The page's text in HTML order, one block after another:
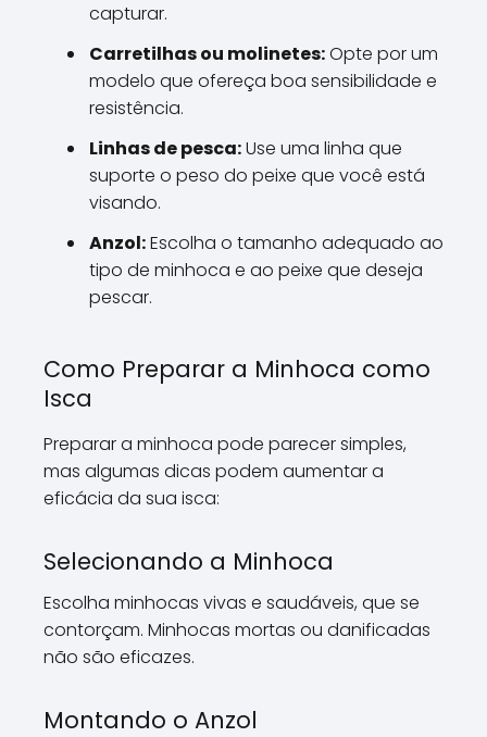
capturar.
Carretilhas ou molinetes:Opte por um
modelo que ofereça boa sensibilidade e
resistência.
Linhas de pesca:Use uma linha que
suporte o peso do peixe que você está
visando.
Anzol:Escolha o tamanho adequado ao
tipo de minhoca e ao peixe que deseja
pescar.
Como Preparar a Minhoca como
Isca
Preparar a minhoca pode parecer simples,
mas algumas dicas podem aumentar a
eficácia da sua isca:
Selecionando a Minhoca
Escolha minhocas vivas e saudáveis, que se
contorçam. Minhocas mortas ou danificadas
não são eficazes.
Montando o Anzol